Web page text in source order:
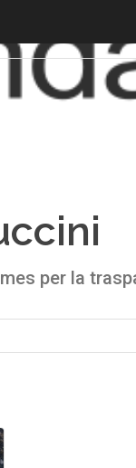
per la